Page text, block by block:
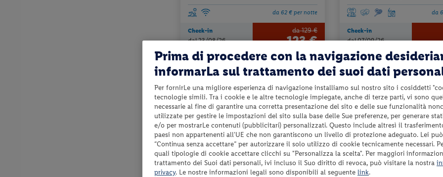
da 62 € per notte
Check-in
dal 23/08/26
al 29/09/26
da 129 €
123 €
a persona per 2 notti
da
Check-in
dal 07/09/26
al 18/09/26
a
Campania - Forio (NA) Campania - Baia Domizia (CE)
Prima di procedere con la navigazione
informarLa sul trattamento dei suoi dati
Per fornirLe una migliore esperienza di navigazione installiamo sul nostro sito i cosiddetti
tecnologie simili. Tra i cookie e le altre tecnologie impiegate, anche di terze parti, vi sono
necessarie al fine di garantire una corretta presentazione del sito e delle sue funzionalità
utilizzate per gestire le impostazioni del sito sulla base delle Sue preferenze, per generare
e/o per mostrarLe contenuti (pubblicitari) personalizzati. Questo include altresì il
paesi non appartenenti all'UE che non garantiscono un livello di protezione adeguato. Lei
“Continua senza accettare” per autorizzare il solo utilizzo di cookie tecnicamente necessari.
quali tipologie di cookie accettare clicchi su "Personalizza la scelta". Per maggiori
trattamento dei Suoi dati personali, ivi incluso il Suo diritto di revoca, può visitare la nostra
privacy. Le nostre informazioni legali sono disponibili al seguente link.